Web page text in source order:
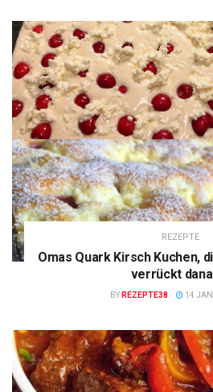
REZEPTE
Omas Quark Kirsch Kuchen,
verrückt
BY REZEPTE38 14